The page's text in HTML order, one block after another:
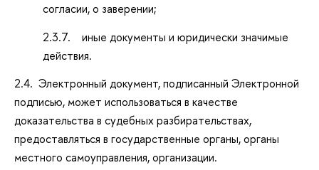
согласии, о заверении;
2.3.7. иные документы и юридически значимые
действия.
2.4. Электронный документ, подписанный Электронной
подписью, может использоваться в качестве
доказательства в судебных разбирательствах,
предоставляться в государственные органы, органы
местного самоуправления, организации.